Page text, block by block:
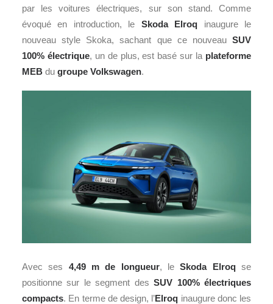
par les voitures électriques, sur son stand. Comme
évoqué en introduction, le Skoda Elroq inaugure le
nouveau style Skoka, sachant que ce nouveau SUV
100% électrique, un de plus, est basé sur la plateforme
MEB du groupe Volkswagen.
Avec ses 4,49 m de longueur, leSkoda Elroqse
positionne sur le segment desSUV 100% électriques
compacts. En terme de design, l’Elroq inaugure donc les